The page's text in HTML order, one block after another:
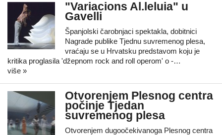
"Variacions Al.leluia" u
Gavelli
Španjolski čarobnjaci spektakla, dobitnici
Nagrade publike Tjednu suvremenog plesa,
vraćaju se u Hrvatsku predstavom koju je
kritika proglasila 'džepnom rock and roll operom' o -…
više »
Otvorenjem Plesnog centra
počinje Tjedan
suvremenog plesa
Otvorenjem dugoočekivanoga Plesnog centra